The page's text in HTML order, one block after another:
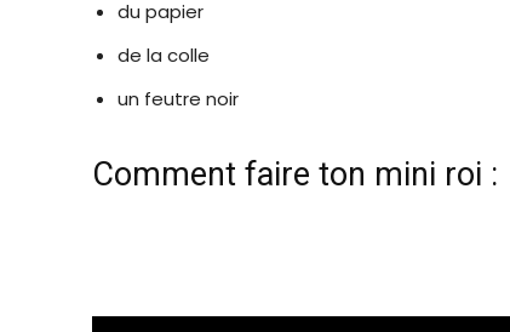
du papier
de la colle
un feutre noir
Comment faire ton mini roi :